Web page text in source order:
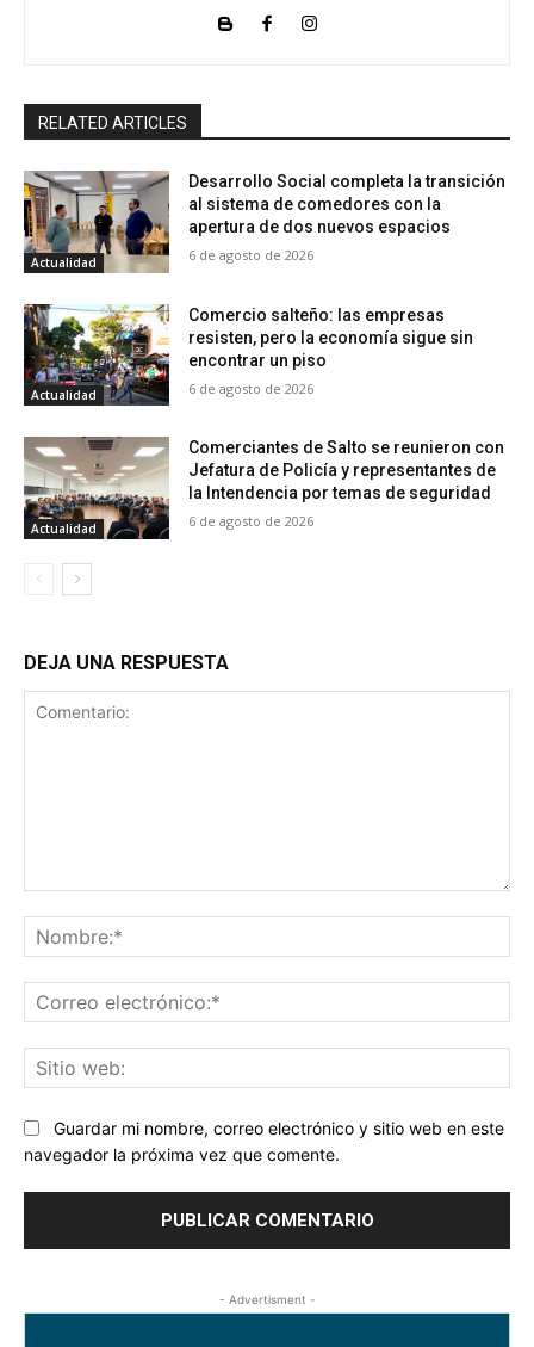
RELATED ARTICLES
Actualidad
Desarrollo Social completa la transición
al sistema de comedores con la
apertura de dos nuevos espacios
6 de agosto de 2026
Actualidad
Comercio salteño: las empresas
resisten, pero la economía sigue sin
encontrar un piso
6 de agosto de 2026
Actualidad
Comerciantes de Salto se reunieron con
Jefatura de Policía y representantes de
la Intendencia por temas de seguridad
6 de agosto de 2026
DEJA UNA RESPUESTA
Guardar mi nombre, correo electrónico y sitio web en este
navegador la próxima vez que comente.
- Advertisment -